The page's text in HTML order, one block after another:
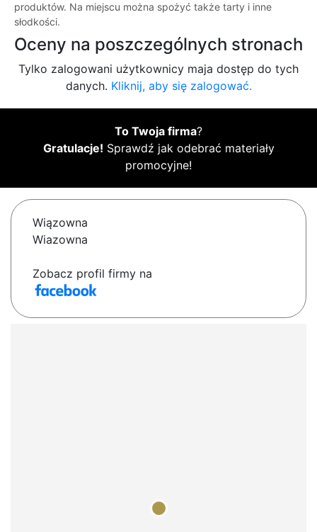
produktów. Na miejscu można spożyć także tarty i inne
słodkości.
Oceny na poszczególnych stronach
Tylko zalogowani użytkownicy maja dostęp do tych
danych. Kliknij, aby się zalogować.
To Twoja firma?
Gratulacje! Sprawdź jak odebrać materiały
promocyjne!
Wiązowna
Wiazowna
Zobacz profil firmy na